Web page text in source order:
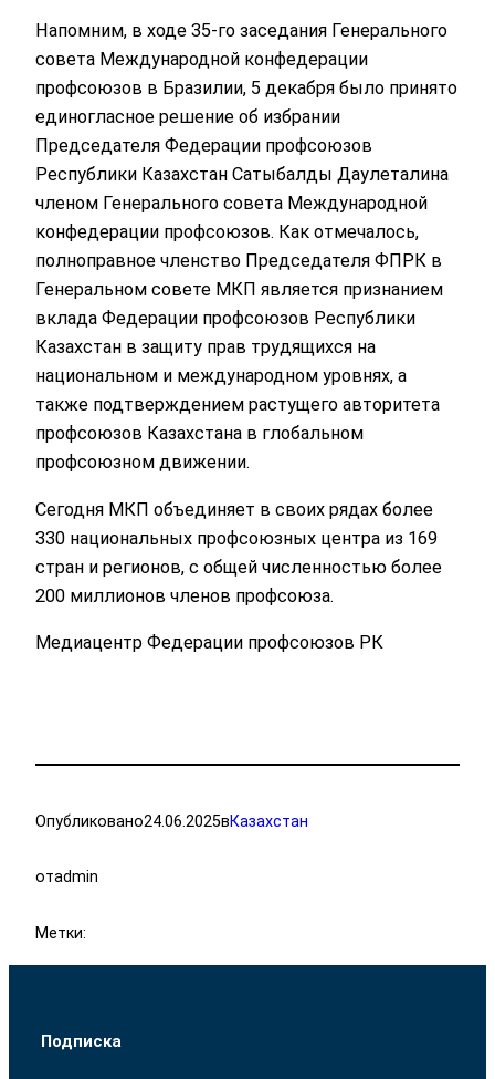
Напомним, в ходе 35-го заседания Генерального
совета Международной конфедерации
профсоюзов в Бразилии, 5 декабря было принято
единогласное решение об избрании
Председателя Федерации профсоюзов
Республики Казахстан Сатыбалды Даулеталина
членом Генерального совета Международной
конфедерации профсоюзов. Как отмечалось,
полноправное членство Председателя ФПРК в
Генеральном совете МКП является признанием
вклада Федерации профсоюзов Республики
Казахстан в защиту прав трудящихся на
национальном и международном уровнях, а
также подтверждением растущего авторитета
профсоюзов Казахстана в глобальном
профсоюзном движении.
Сегодня МКП объединяет в своих рядах более
330 национальных профсоюзных центра из 169
стран и регионов, с общей численностью более
200 миллионов членов профсоюза.
Медиацентр Федерации профсоюзов РК
Опубликовано24.06.2025вКазахстан
отadmin
Метки:
Подписка